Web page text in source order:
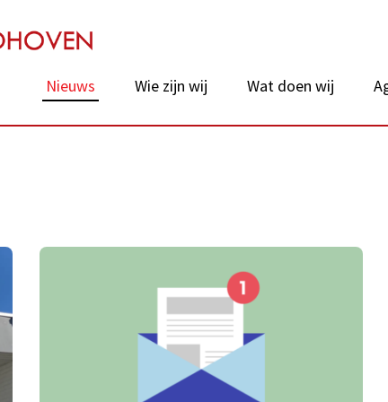
van Eindhoven
Nieuws Wie zijn wij Wat doen wij